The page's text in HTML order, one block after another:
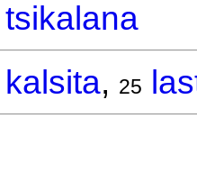
tsikalana
kalsita, 25